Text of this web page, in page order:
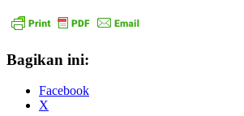
Bagikan ini:
Facebook
X